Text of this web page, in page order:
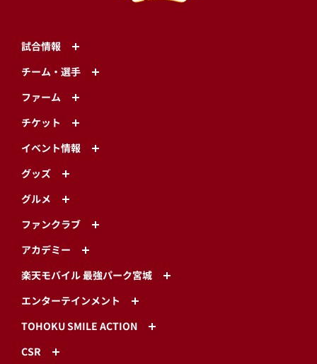
試合情報
チーム・選手
ファーム
チケット
イベント情報
グッズ
グルメ
ファンクラブ
アカデミー
楽天モバイル 最強パーク宮城
エンターテインメント
TOHOKU SMILE ACTION
CSR